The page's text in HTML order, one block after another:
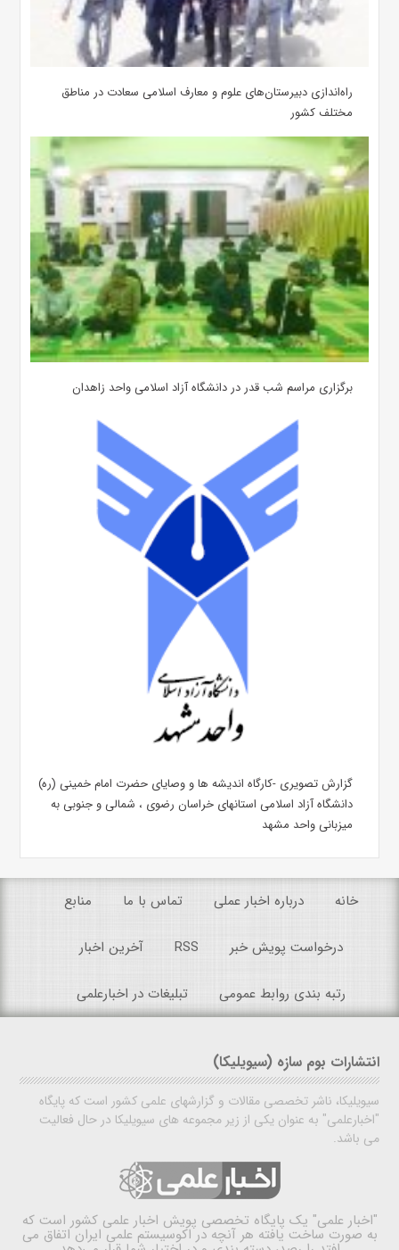
‌راه‌اندازی دبیرستان‌های علوم و معارف اسلامی سعادت در مناطق
مختلف کشور
برگزاری مراسم شب قدر در دانشگاه آزاد اسلامی واحد زاهدان
گزارش تصویری -کارگاه اندیشه ها و وصایای حضرت امام خمینی (ره)
دانشگاه آزاد اسلامی استانهای خراسان رضوی ، شمالی و جنوبی به
میزبانی واحد مشهد
خانه درباره اخبار عملی تماس با ما منابع
درخواست پویش خبر RSS آخرین اخبار
رتبه بندی روابط عمومی تبلیغات در اخبارعلمی
انتشارات بوم سازه (سیویلیکا)
سیویلیکا، ناشر تخصصی مقالات و گزارشهای علمی کشور است که پایگاه
"اخبارعلمی" به عنوان یکی از زیر مجموعه های سیویلیکا در حال فعالیت
می باشد.
"اخبار علمی" یک پایگاه تخصصی پویش اخبار علمی کشور است که
به صورت ساخت یافته هر آنچه در اکوسیستم علمی ایران اتفاق می